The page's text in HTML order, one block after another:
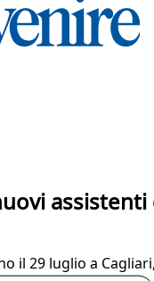
il 29 luglio a